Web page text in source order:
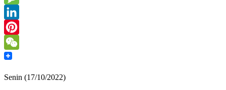
Message
LinkedIn
Pinterest
WeChat
Senin (17/10/2022)